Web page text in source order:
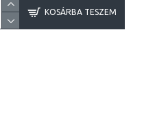
KOSÁRBA TESZEM